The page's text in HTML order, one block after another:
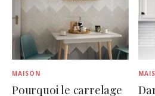
MAISON
Pourquoi le carrelage